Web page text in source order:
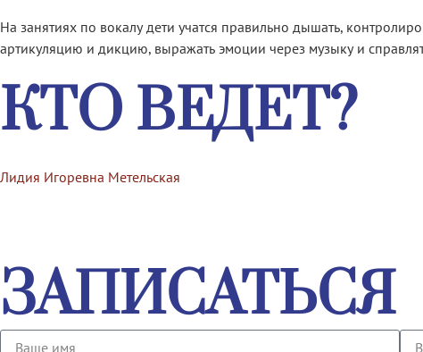
На занятиях по вокалу дети учатся правильно дышать,
артикуляцию и дикцию, выражать эмоции через музыку и
КТО ВЕДЕТ?
Лидия Игоревна Метельская
ЗАПИСАТЬСЯ